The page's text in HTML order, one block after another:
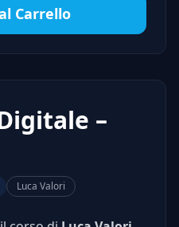
Carrello
–
Luca Valori